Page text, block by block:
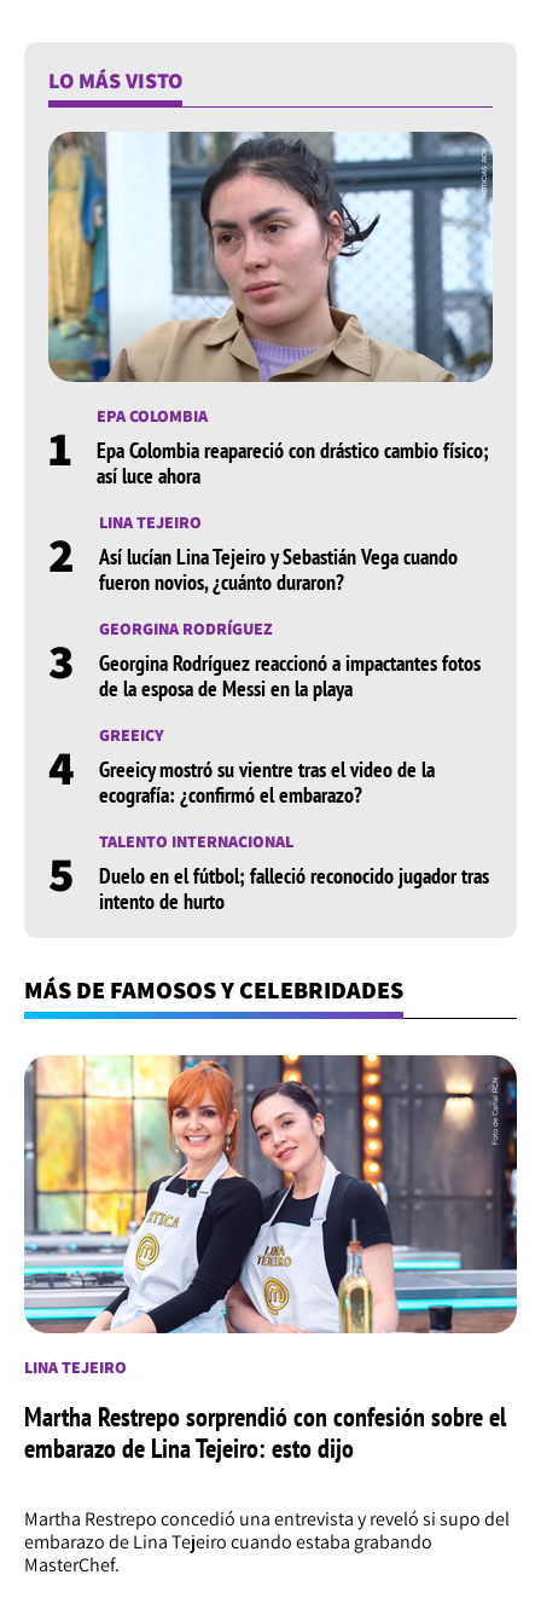
LO MÁS VISTO
1 EPA COLOMBIA
Epa Colombia reapareció con drástico cambio físico;
así luce ahora
2 LINA TEJEIRO
Así lucían Lina Tejeiro y Sebastián Vega cuando
fueron novios, ¿cuánto duraron?
3 GEORGINA RODRÍGUEZ
Georgina Rodríguez reaccionó a impactantes fotos
de la esposa de Messi en la playa
4 GREEICY
Greeicy mostró su vientre tras el video de la
ecografía: ¿confirmó el embarazo?
5 TALENTO INTERNACIONAL
Duelo en el fútbol; falleció reconocido jugador tras
intento de hurto
MÁS DE FAMOSOS Y CELEBRIDADES
LINA TEJEIRO
Martha Restrepo sorprendió con confesión sobre el
embarazo de Lina Tejeiro: esto dijo
Martha Restrepo concedió una entrevista y reveló si supo del
embarazo de Lina Tejeiro cuando estaba grabando
MasterChef.